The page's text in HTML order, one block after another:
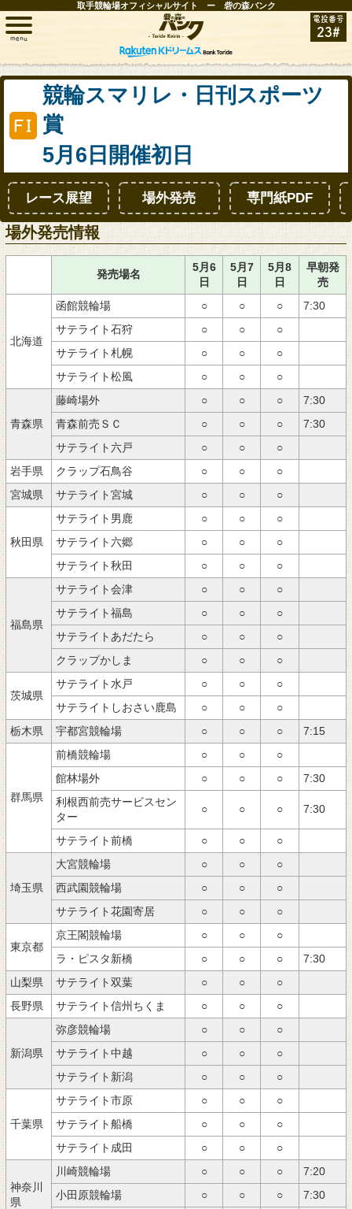
取手競輪場オフィシャルサイト ー 砦の森バンク
menu
電投番号
23#
トップ
お知らせ
開催日程
取手FAN
インフォメーション
競輪場ガイド
競輪スマリレ・日刊スポーツ
賞
5月6日開催初日
レース展望 場外発売 専門紙PDF
場外発売情報
発売場名
5月6
日
5月7
日
5月8
日
早朝発
売
北海道
函館競輪場 ○ ○ ○
7:30
サテライト石狩
○ ○
○
サテライト札幌
○ ○
○
サテライト松風
○ ○ ○
青森県
藤崎場外 ○ ○ ○
7:30
青森前売ＳＣ
○ ○ ○
7:30
サテライト六戸
○ ○
○
岩手県
クラップ石鳥谷 ○ ○
○
宮城県
サテライト宮城 ○ ○ ○
秋田県
サテライト男鹿 ○ ○
○
サテライト六郷
○ ○
○
サテライト秋田
○ ○ ○
福島県
サテライト会津 ○ ○
○
サテライト福島
○ ○
○
サテライトあだたら
○ ○
○
クラップかしま
○ ○ ○
茨城県
サテライト水戸 ○ ○
○
サテライトしおさい鹿島
○ ○
○
栃木県
宇都宮競輪場 ○ ○ ○ 7:15
群馬県
前橋競輪場 ○ ○
○
館林場外
○ ○ ○
7:30
利根西前売サービスセン
ター
○ ○ ○ 7:30
サテライト前橋 ○ ○ ○
埼玉県
大宮競輪場 ○ ○
○
西武園競輪場
○ ○
○
サテライト花園寄居
○ ○ ○
東京都
京王閣競輪場 ○ ○
○
ラ・ピスタ新橋
○ ○ ○
7:30
山梨県
サテライト双葉 ○ ○
○
長野県
サテライト信州ちくま ○ ○ ○
新潟県
弥彦競輪場 ○ ○
○
サテライト中越
○ ○
○
サテライト新潟
○ ○ ○
千葉県
サテライト市原 ○ ○
○
サテライト船橋
○ ○
○
サテライト成田
○ ○ ○
神奈川
県
川崎競輪場 ○ ○ ○
7:20
小田原競輪場
○ ○ ○
7:30